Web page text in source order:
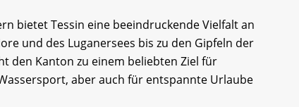
bietet Tessin eine beeindruckende Vielfalt an
und des Luganersees bis zu den Gipfeln der
den Kanton zu einem beliebten Ziel für
aber auch für entspannte Urlaube